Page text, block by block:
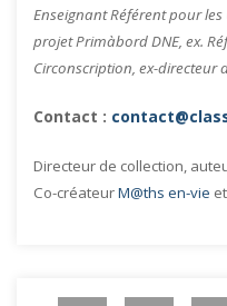
Enseignant Référent pour
projet Primàbord DNE, ex.
Circonscription, ex-directeur
Contact :
Directeur de collection,
Co-créateurM@ths en-vie et